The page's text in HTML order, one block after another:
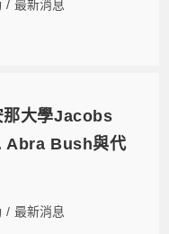
/ 最新消息
那大學Jacobs
Abra Bush與代
/ 最新消息